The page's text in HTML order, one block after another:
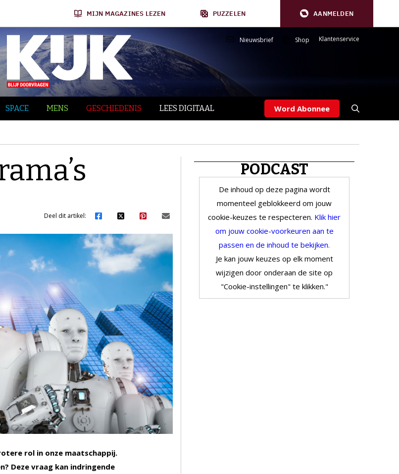
MIJN MAGAZINES LEZEN PUZZELEN AANMELDEN
Nieuwsbrief Shop Klantenservice
SPACE MENS GESCHIEDENIS LEES DIGITAAL Word Abonnee
Deel dit artikel:
rol in onze maatschappij.
Deze vraag kan indringende
PODCAST
De inhoud op deze pagina wordt
momenteel geblokkeerd om jouw
cookie-keuzes te respecteren. Klik hier
om jouw cookie-voorkeuren aan te
passen en de inhoud te bekijken.
Je kan jouw keuzes op elk moment
wijzigen door onderaan de site op
"Cookie-instellingen" te klikken."